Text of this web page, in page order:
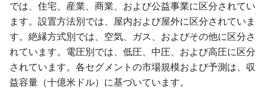
では、住宅、産業、商業、および公益事業に区分されてい
ます。設置方法別では、屋内および屋外に区分されていま
す。絶縁方式別では、空気、ガス、およびその他に区分さ
れています。電圧別では、低圧、中圧、および高圧に区分
されています。各セグメントの市場規模および予測は、収
益容量（十億米ドル）に基づいています。